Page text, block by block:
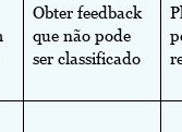
Obter feedback
que não pode
ser classificado